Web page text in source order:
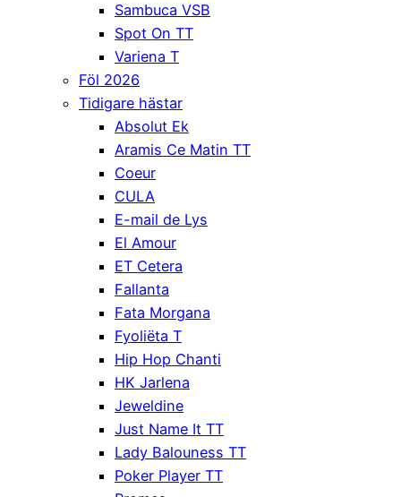
Sambuca VSB
Spot On TT
Variena T
Föl 2026
Tidigare hästar
Absolut Ek
Aramis Ce Matin TT
Coeur
CULA
E-mail de Lys
El Amour
ET Cetera
Fallanta
Fata Morgana
Fyoliëta T
Hip Hop Chanti
HK Jarlena
Jeweldine
Just Name It TT
Lady Balouness TT
Poker Player TT